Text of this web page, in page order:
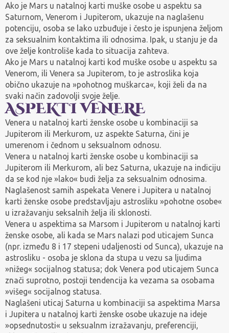
Ako je Mars u natalnoj karti muške osobe u aspektu sa
Saturnom, Venerom i Jupiterom, ukazuje na naglašenu
potenciju, osoba se lako uzbuđuje i često je ispunjena željom
za seksualnim kontaktima ili odnosima. Ipak, u stanju je da
ove želje kontroliše kada to situacija zahteva.
Ako je Mars u natalnoj karti kod muške osobe u aspektu sa
Venerom, ili Venera sa Jupiterom, to je astroslika koja
obično ukazuje na »pohotnog muškarca«, koji želi da na
svaki način zadovolji svoje želje.
ASPEKTI VENERE
Venera u natalnoj karti ženske osobe u kombinaciji sa
Jupiterom ili Merkurom, uz aspekte Saturna, čini je
umerenom i čednom u seksualnom odnosu.
Venera u natalnoj karti ženske osobe u kombinaciji sa
Jupiterom ili Merkurom, ali bez Saturna, ukazuje na indiciju
da se kod nje »lako« budi želja za seksualnim odnosima.
Naglašenost samih aspekata Venere i Jupitera u natalnoj
karti ženske osobe predstavljaju astrosliku »pohotne osobe«
u izražavanju seksalnih želja ili sklonosti.
Venera u aspektima sa Marsom i Jupiterom u natalnoj karti
ženske osobe, ali kada se Mars nalazi pod uticajem Sunca
(npr. između 8 i 17 stepeni udaljenosti od Sunca), ukazuje na
astrosliku - osoba je sklona da stupa u vezu sa ljudima
»nižeg« socijalnog statusa; dok Venera pod uticajem Sunca
znači suprotno, postoji tendencija ka vezama sa osobama
»višeg« socijalnog statusa.
Naglašeni uticaj Saturna u kombinaciji sa aspektima Marsa
i Jupitera u natalnoj karti ženske osobe ukazuje na ideje
»opsednutosti« u seksualnm izražavanju, preferenciji,